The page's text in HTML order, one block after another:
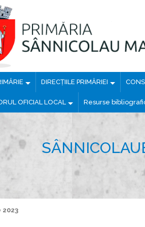
DIRECȚIILE PRIMĂRIEI
OFICIAL LOCAL Resurse
2023